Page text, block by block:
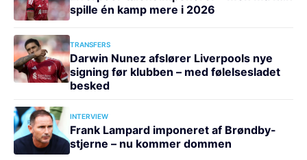
spille én kamp mere i 2026
TRANSFERS
Darwin Nunez afslører Liverpools nye
signing før klubben – med følelsesladet
besked
INTERVIEW
Frank Lampard imponeret af Brøndby-
stjerne – nu kommer dommen